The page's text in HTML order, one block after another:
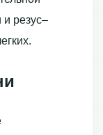
резус–